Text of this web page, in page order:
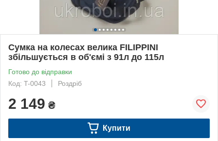
Сумка на колесах велика FILIPPINI
збільшується в об'ємі з 91л до 115л
Готово до відправки
Код: T-0043
Роздріб
2 149 ₴
Купити